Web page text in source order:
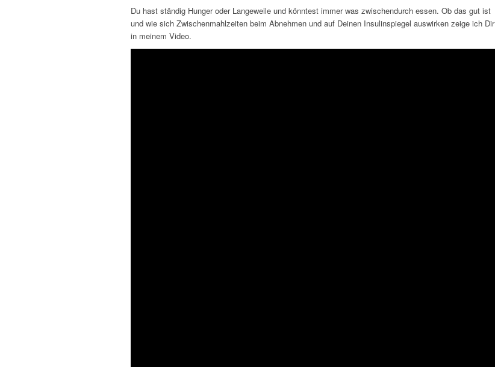
Du hast ständig Hunger oder Langeweile und könntest immer was zwischendurch essen. Ob das gut ist
und wie sich Zwischenmahlzeiten beim Abnehmen und auf Deinen Insulinspiegel auswirken zeige ich Dir
in meinem Video.